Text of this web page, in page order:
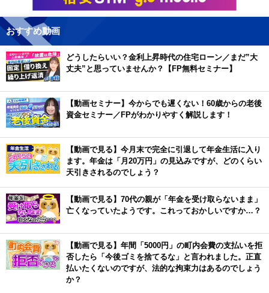
おすすめ動画
どうしたらいい？金利上昇時代の住宅ローン／まだ”大
丈夫”と思っていませんか？【FP無料セミナー】
【動画セミナー】今からでも遅くない！60歳からの老後
資金セミナー／FPがわかりやすく解説します！
【動画で見る】今月末で完全に引退して年金生活に入り
ます。年金は「月20万円」の見込みですが、どのくらい
天引きされるのでしょう？
【動画で見る】70代の親が「年金を受け取らないまま」
亡くなっていたようです。これっておかしいですか…？
【動画で見る】年間「5000円」の町内会費の支払いを拒
否したら「今後ゴミを捨てるな」と言われました。正直
払いたくないのですが、法的な拘束力はあるのでしょう
か？